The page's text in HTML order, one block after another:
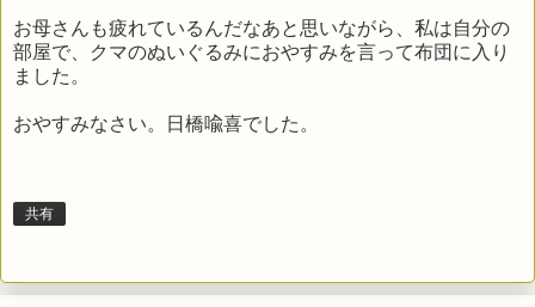
お母さんも疲れているんだなあと思いながら、私は自分の
部屋で、クマのぬいぐるみにおやすみを言って布団に入り
ました。
おやすみなさい。日橋喩喜でした。
共有